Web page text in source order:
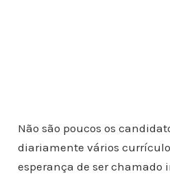
Não são poucos os
diariamente vários
esperança de ser chamado